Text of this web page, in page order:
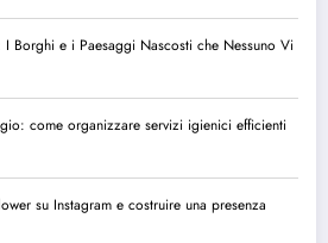
Borghi e i Paesaggi Nascosti che Nessuno Vi
come organizzare servizi igienici efficienti
su Instagram e costruire una presenza